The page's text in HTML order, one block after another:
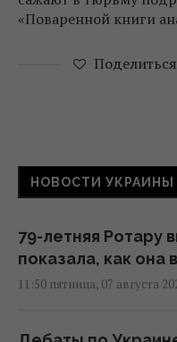
«Поваренной книги
НОВОСТИ УКРАИНЫ
79-летняя Ротару
показала, как она
11:50 пятница, 07 августа